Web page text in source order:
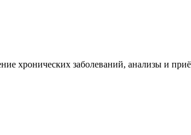
хронических заболеваний, анализы и